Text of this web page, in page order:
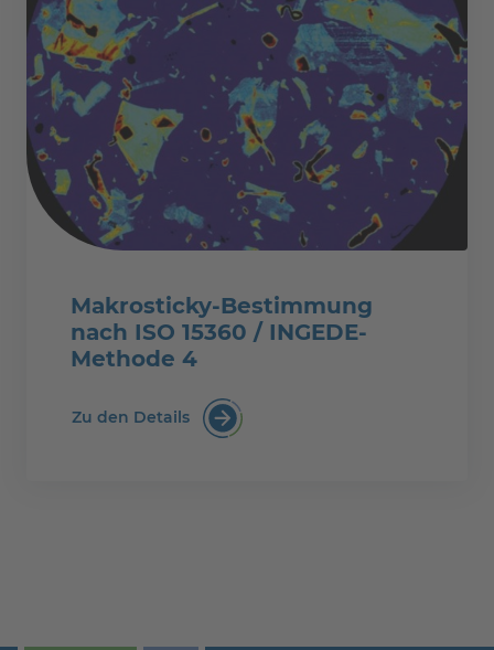
Makrosticky-Bestimmung
nach ISO 15360 / INGEDE-
Methode 4
Zu den Details Makrosticky-Bestimmung nach ISO